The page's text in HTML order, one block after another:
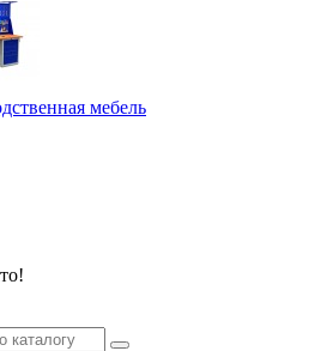
мебель